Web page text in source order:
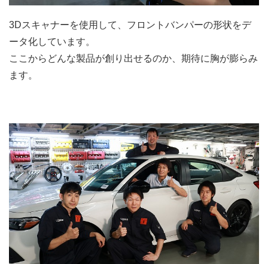
3Dスキャナーを使用して、フロントバンパーの形状をデ
ータ化しています。
ここからどんな製品が創り出せるのか、期待に胸が膨らみ
ます。